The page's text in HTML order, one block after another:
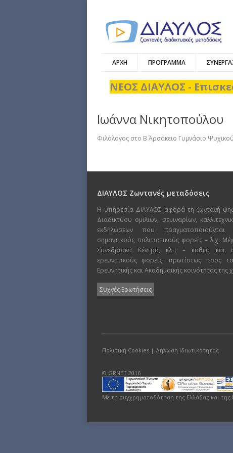
ΑΡΧΗ ΠΡΟΓΡΑΜΜΑ
ΝΕΟΣ ΔΙΑΥΛΟΣ -
Ιωάννα Νικητοπούλου
Φιλόλογος στο Β΄ Αρσάκειο Γυμνάσιο Ψυχικού
ΔΙΑΥΛΟΣ Ζωντανές μεταδόσεις
Η υπηρεσία ΔΙΑΥΛΟΣ αφορά τη ζωντανή
Διαδικτύου ομιλιών, σεμιναρίων,
εκδηλώσεων που
σημαντικούς πολιτιστικούς φορείς – λ.χ.
Συνεδριακά Κέντρα, κλπ – καθώς και
ερευνητικούς φορείς, πρωτίστως προς
Ερευνητικής και Ακαδημαϊκής κοινότητας της
Συχνές Ερωτήσεις
Πολιτική Cookies | Δήλωση Ιδιωτικότητας
© GRNET 2016
Με τη συγχρηματοδότηση της Ελλάδας και